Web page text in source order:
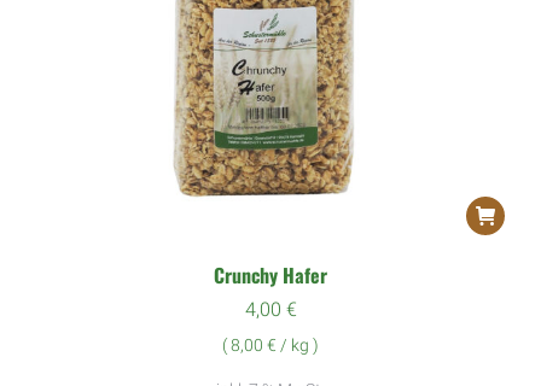
Crunchy Hafer
4,00 €
(8,00 € / kg )